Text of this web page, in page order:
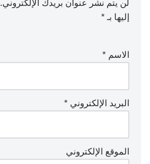
لن يتم نشر عنوان بريدك الإلكتروني.
إليها بـ *
الاسم *
البريد الإلكتروني *
الموقع الإلكتروني